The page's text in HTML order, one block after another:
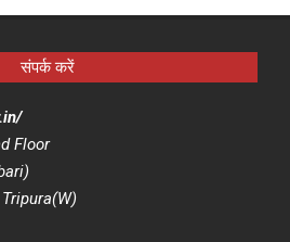
संपर्क करें
Floor